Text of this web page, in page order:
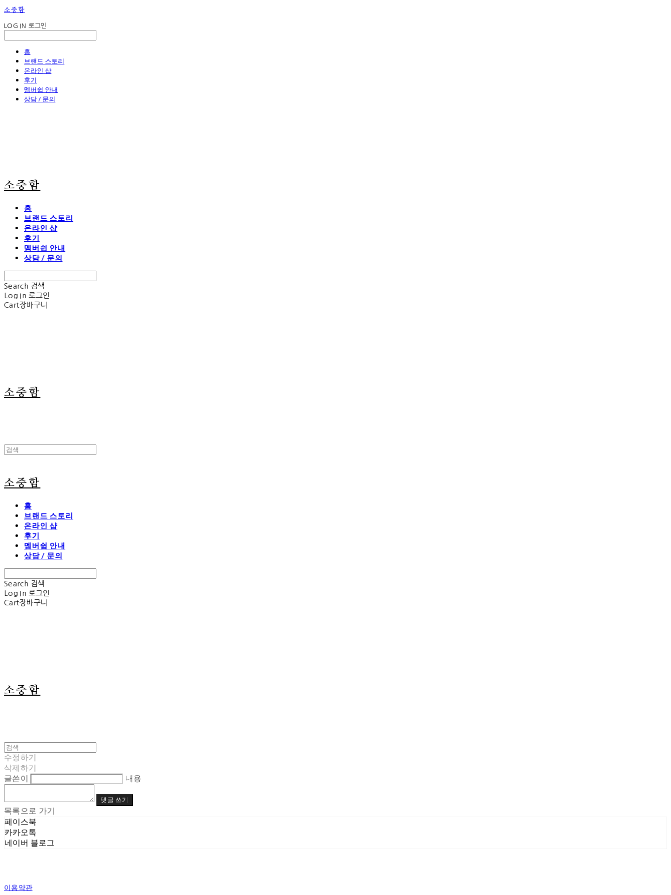
소중함
LOG IN 로그인
홈
브랜드 스토리
온라인 샵
후기
멤버쉽 안내
상담 / 문의
소중함
홈
브랜드 스토리
온라인 샵
후기
멤버쉽 안내
상담 / 문의
Search 검색
Log In 로그인
Cart장바구니
소중함
소중함
홈
브랜드 스토리
온라인 샵
후기
멤버쉽 안내
상담 / 문의
Search 검색
Log In 로그인
Cart장바구니
소중함
수정하기
삭제하기
글쓴이
내용
댓글 쓰기
목록으로 가기
페이스북
카카오톡
네이버 블로그
이용약관